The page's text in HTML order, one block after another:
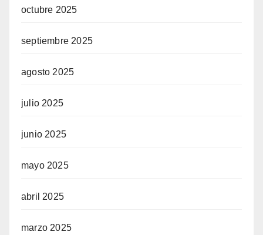
octubre 2025
septiembre 2025
agosto 2025
julio 2025
junio 2025
mayo 2025
abril 2025
marzo 2025